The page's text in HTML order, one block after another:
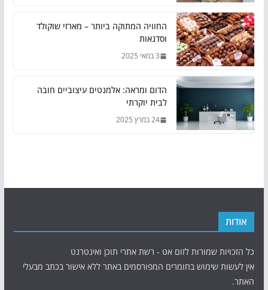
החוויה המתוקה ביותר – מארזי שוקולד
וסדנאות
3 במאי 2025
הדום ומראה: אלמנטים עיצוביים חובה
לבית יוקרתי
24 במרץ 2025
אודות
כל הזכויות שמורות לזום אט - רשת אתרי תוכן ואינטרנט
אין לעשות שימוש בחומרים המפורסמים באתר ללא אישור בכתב מבעלי
האתר.